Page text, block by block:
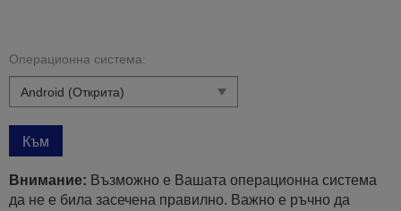
Операционна система:
Към
Внимание: Възможно е Вашата операционна система
да не е била засечена правилно. Важно е ръчно да